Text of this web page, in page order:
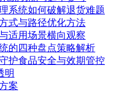
系统如何破解退货难题
式与路径优化方法
适用场景横向观察
的四种盘点策略解析
护食品安全与效期管控
明
案